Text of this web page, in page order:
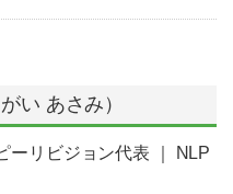
い あさみ）
ーリビジョン代表 ｜ NLP